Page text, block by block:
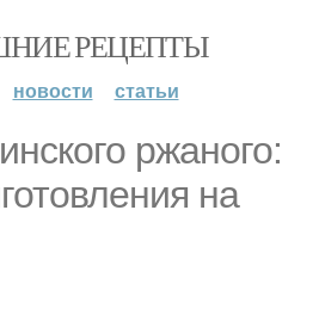
РЕЦЕПТЫ
новости статьи
ржаного:
на